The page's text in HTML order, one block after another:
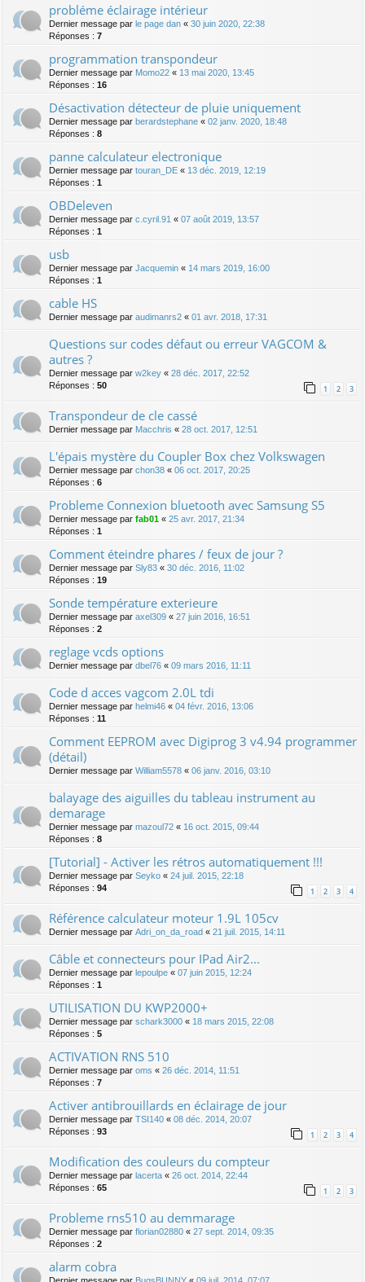
probléme éclairage intérieur
Dernier message par le page dan « 30 juin 2020, 22:38
Réponses : 7
programmation transpondeur
Dernier message par Momo22 « 13 mai 2020, 13:45
Réponses : 16
Désactivation détecteur de pluie uniquement
Dernier message par berardstephane « 02 janv. 2020, 18:48
Réponses : 8
panne calculateur electronique
Dernier message par touran_DE « 13 déc. 2019, 12:19
Réponses : 1
OBDeleven
Dernier message par c.cyril.91 « 07 août 2019, 13:57
Réponses : 1
usb
Dernier message par Jacquemin « 14 mars 2019, 16:00
Réponses : 1
cable HS
Dernier message par audimanrs2 « 01 avr. 2018, 17:31
Questions sur codes défaut ou erreur VAGCOM &
autres ?
Dernier message par w2key « 28 déc. 2017, 22:52
Réponses : 50 1 2 3
Transpondeur de cle cassé
Dernier message par Macchris « 28 oct. 2017, 12:51
L'épais mystère du Coupler Box chez Volkswagen
Dernier message par chon38 « 06 oct. 2017, 20:25
Réponses : 6
Probleme Connexion bluetooth avec Samsung S5
Dernier message par fab01 « 25 avr. 2017, 21:34
Réponses : 1
Comment éteindre phares / feux de jour ?
Dernier message par Sly83 « 30 déc. 2016, 11:02
Réponses : 19
Sonde température exterieure
Dernier message par axel309 « 27 juin 2016, 16:51
Réponses : 2
reglage vcds options
Dernier message par dbel76 « 09 mars 2016, 11:11
Code d acces vagcom 2.0L tdi
Dernier message par helmi46 « 04 févr. 2016, 13:06
Réponses : 11
Comment EEPROM avec Digiprog 3 v4.94 programmer
(détail)
Dernier message par William5578 « 06 janv. 2016, 03:10
balayage des aiguilles du tableau instrument au
demarage
Dernier message par mazoul72 « 16 oct. 2015, 09:44
Réponses : 8
[Tutorial] - Activer les rétros automatiquement !!!
Dernier message par Seyko « 24 juil. 2015, 22:18
Réponses : 94 1 2 3 4
Référence calculateur moteur 1.9L 105cv
Dernier message par Adri_on_da_road « 21 juil. 2015, 14:11
Câble et connecteurs pour IPad Air2...
Dernier message par lepoulpe « 07 juin 2015, 12:24
Réponses : 1
UTILISATION DU KWP2000+
Dernier message par schark3000 « 18 mars 2015, 22:08
Réponses : 5
ACTIVATION RNS 510
Dernier message par oms « 26 déc. 2014, 11:51
Réponses : 7
Activer antibrouillards en éclairage de jour
Dernier message par TSI140 « 08 déc. 2014, 20:07
Réponses : 93 1 2 3 4
Modification des couleurs du compteur
Dernier message par lacerta « 26 oct. 2014, 22:44
Réponses : 65 1 2 3
Probleme rns510 au demmarage
Dernier message par florian02880 « 27 sept. 2014, 09:35
Réponses : 2
alarm cobra